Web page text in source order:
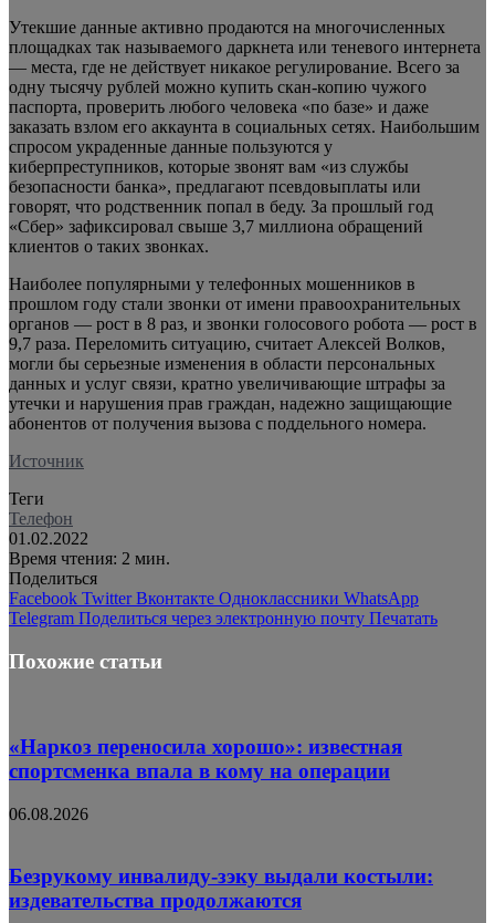
Утекшие данные активно продаются на многочисленных
площадках так называемого даркнета или теневого интернета
— места, где не действует никакое регулирование. Всего за
одну тысячу рублей можно купить скан-копию чужого
паспорта, проверить любого человека «по базе» и даже
заказать взлом его аккаунта в социальных сетях. Наибольшим
спросом украденные данные пользуются у
киберпреступников, которые звонят вам «из службы
безопасности банка», предлагают псевдовыплаты или
говорят, что родственник попал в беду. За прошлый год
«Сбер» зафиксировал свыше 3,7 миллиона обращений
клиентов о таких звонках.
Наиболее популярными у телефонных мошенников в
прошлом году стали звонки от имени правоохранительных
органов — рост в 8 раз, и звонки голосового робота — рост в
9,7 раза. Переломить ситуацию, считает Алексей Волков,
могли бы серьезные изменения в области персональных
данных и услуг связи, кратно увеличивающие штрафы за
утечки и нарушения прав граждан, надежно защищающие
абонентов от получения вызова с поддельного номера.
Источник
Теги
Телефон
01.02.2022
Время чтения: 2 мин.
Поделиться
Facebook Twitter Вконтакте Одноклассники WhatsApp
Telegram Поделиться через электронную почту Печатать
Похожие статьи
«Наркоз переносила хорошо»: известная
спортсменка впала в кому на операции
06.08.2026
Безрукому инвалиду-зэку выдали костыли:
издевательства продолжаются